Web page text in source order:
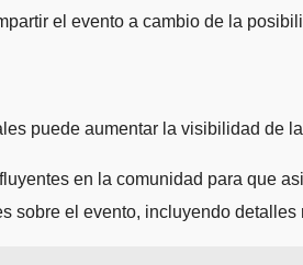
el evento a cambio de la
puede aumentar la visibilidad de
en la comunidad para que
sobre el evento, incluyendo